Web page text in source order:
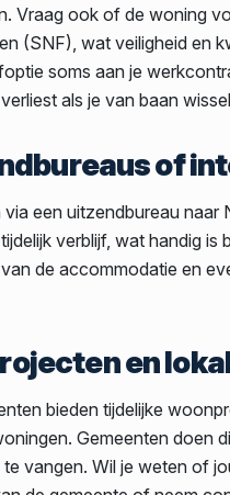
Vraag ook of de woning
(SNF), wat veiligheid en
soms aan je
als je van baan
of
een uitzendbureau naar
verblijf, wat handig is
de accommodatie en
en
bieden tijdelijke
Gemeenten doen
vangen. Wil je weten of